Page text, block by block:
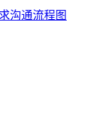
沟通流程图